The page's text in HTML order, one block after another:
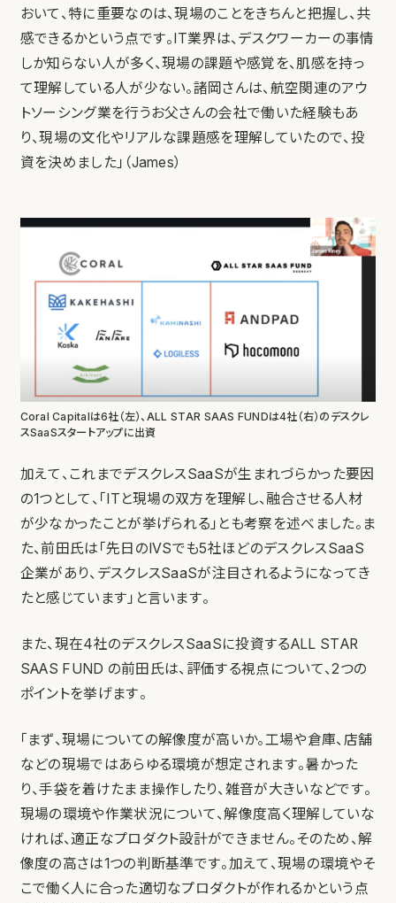
おいて、特に重要なのは、現場のことをきちんと把握し、共
感できるかという点です。IT業界は、デスクワーカーの事情
しか知らない人が多く、現場の課題や感覚を、肌感を持っ
て理解している人が少ない。諸岡さんは、航空関連のアウ
トソーシング業を行うお父さんの会社で働いた経験もあ
り、現場の文化やリアルな課題感を理解していたので、投
資を決めました」（James）
Coral Capitalは6社（左）、ALL STAR SAAS FUNDは4社（右）のデスクレ
スSaaSスタートアップに出資
加えて、これまでデスクレスSaaSが生まれづらかった要因
の1つとして、「ITと現場の双方を理解し、融合させる人材
が少なかったことが挙げられる」とも考察を述べました。ま
た、前田氏は「先日のIVSでも5社ほどのデスクレスSaaS
企業があり、デスクレスSaaSが注目されるようになってき
たと感じています」と言います。
また、現在4社のデスクレスSaaSに投資するALL STAR
SAAS FUND の前田氏は、評価する視点について、2つの
ポイントを挙げます。
「まず、現場についての解像度が高いか。工場や倉庫、店舗
などの現場ではあらゆる環境が想定されます。暑かった
り、手袋を着けたまま操作したり、雑音が大きいなどです。
現場の環境や作業状況について、解像度高く理解していな
ければ、適正なプロダクト設計ができません。そのため、解
像度の高さは1つの判断基準です。加えて、現場の環境やそ
こで働く人に合った適切なプロダクトが作れるかという点